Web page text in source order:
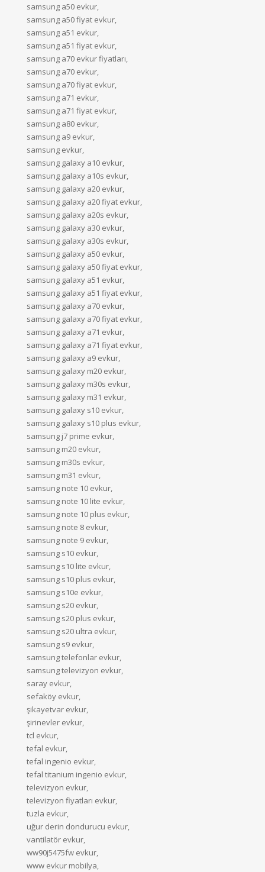
samsung a50 evkur,
samsung a50 fiyat evkur,
samsung a51 evkur,
samsung a51 fiyat evkur,
samsung a70 evkur fiyatları,
samsung a70 evkur,
samsung a70 fiyat evkur,
samsung a71 evkur,
samsung a71 fiyat evkur,
samsung a80 evkur,
samsung a9 evkur,
samsung evkur,
samsung galaxy a10 evkur,
samsung galaxy a10s evkur,
samsung galaxy a20 evkur,
samsung galaxy a20 fiyat evkur,
samsung galaxy a20s evkur,
samsung galaxy a30 evkur,
samsung galaxy a30s evkur,
samsung galaxy a50 evkur,
samsung galaxy a50 fiyat evkur,
samsung galaxy a51 evkur,
samsung galaxy a51 fiyat evkur,
samsung galaxy a70 evkur,
samsung galaxy a70 fiyat evkur,
samsung galaxy a71 evkur,
samsung galaxy a71 fiyat evkur,
samsung galaxy a9 evkur,
samsung galaxy m20 evkur,
samsung galaxy m30s evkur,
samsung galaxy m31 evkur,
samsung galaxy s10 evkur,
samsung galaxy s10 plus evkur,
samsung j7 prime evkur,
samsung m20 evkur,
samsung m30s evkur,
samsung m31 evkur,
samsung note 10 evkur,
samsung note 10 lite evkur,
samsung note 10 plus evkur,
samsung note 8 evkur,
samsung note 9 evkur,
samsung s10 evkur,
samsung s10 lite evkur,
samsung s10 plus evkur,
samsung s10e evkur,
samsung s20 evkur,
samsung s20 plus evkur,
samsung s20 ultra evkur,
samsung s9 evkur,
samsung telefonlar evkur,
samsung televizyon evkur,
saray evkur,
sefaköy evkur,
şikayetvar evkur,
şirinevler evkur,
tcl evkur,
tefal evkur,
tefal ingenio evkur,
tefal titanium ingenio evkur,
televizyon evkur,
televizyon fiyatları evkur,
tuzla evkur,
uğur derin dondurucu evkur,
vantilatör evkur,
ww90j5475fw evkur,
www evkur mobilya,